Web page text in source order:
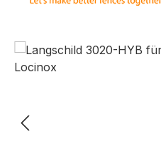
Bildergalerie überspringen